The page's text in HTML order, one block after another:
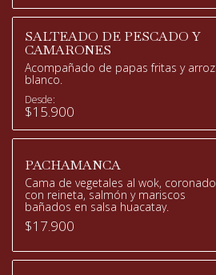
SALTEADO DE PESCADO Y
CAMARONES
Acompañado de papas fritas y arroz
blanco.
Desde:
$15.900
PACHAMANCA
Cama de vegetales al wok, coronado
con reineta, salmón y mariscos
bañados en salsa huacatay.
$17.900